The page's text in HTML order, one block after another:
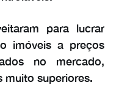
para lucrar
imóveis a preços
no mercado,
muito superiores.